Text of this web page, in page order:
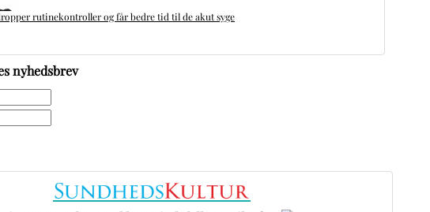
rutinekontroller og får bedre tid til de akut syge
nyhedsbrev